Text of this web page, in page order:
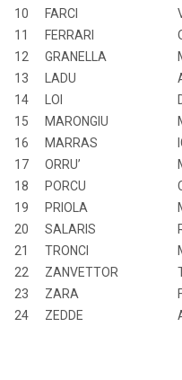
10
FARCI
11
FERRARI
12
GRANELLA
13
LADU
14
LOI
15
MARONGIU
16
MARRAS
17
ORRU’
18
PORCU
19
PRIOLA
20
SALARIS
21
TRONCI
22
ZANVETTOR
23
ZARA
24
ZEDDE